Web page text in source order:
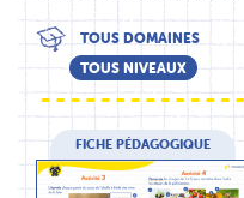
TOUS DOMAINES
TOUS NIVEAUX
FICHE PÉDAGOGIQUE